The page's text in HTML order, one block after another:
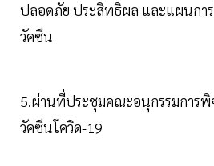
ปลอดภัย ประสิทธิผล และแผนการ
วัคซีน
5.ผ่านที่ประชุมคณะอนุกรรมการ
วัคซีนโควิด-19